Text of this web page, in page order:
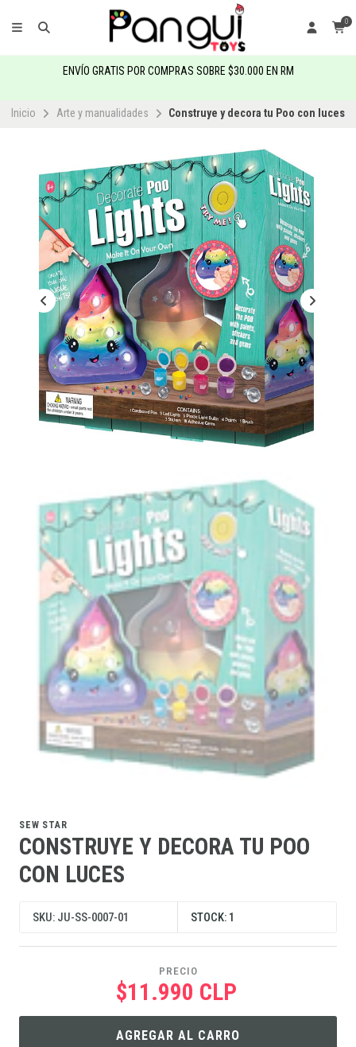
0
ENVÍO GRATIS POR COMPRAS SOBRE $30.000 EN RM
Inicio Arte y manualidades Construye y decora tu Poo con luces
SEW STAR
CONSTRUYE Y DECORA TU POO
CON LUCES
SKU: JU-SS-0007-01 STOCK: 1
PRECIO
$11.990 CLP
AGREGAR AL CARRO